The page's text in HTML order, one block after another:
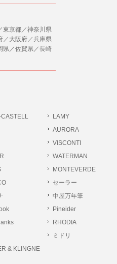
加又は削除，利用の停止，消去及び第三
。また当社の個人情報の取り扱いに関
人情報相談窓口
東京都／神奈川県
／大阪府／兵庫県
県／佐賀県／長崎
LAMY
AURORA
VISCONTI
WATERMAN
MONTEVERDE
セーラー
中屋万年筆
Pineider
RHODIA
ミドリ
& KLINGNE